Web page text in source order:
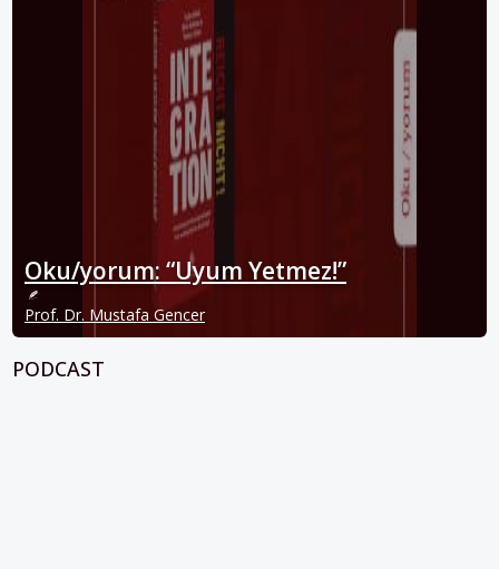
Oku/yorum: “Uyum Yetmez!”
Prof. Dr. Mustafa Gencer
PODCAST